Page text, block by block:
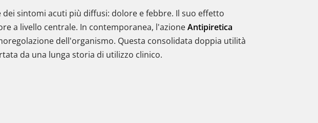
sintomi acuti più diffusi: dolore e febbre. Il suo effetto
a livello centrale. In contemporanea, l'azioneAntipiretica
dell'organismo. Questa consolidata doppia utilità
da una lunga storia di utilizzo clinico.